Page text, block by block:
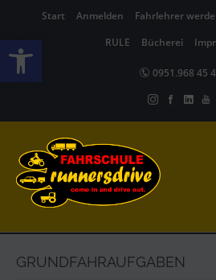
Werkzeugleiste öffnen
Start Anmelden Fahrlehrer
RULE
Bücherei
0951.968 45
GRUNDFAHRAUFGABEN